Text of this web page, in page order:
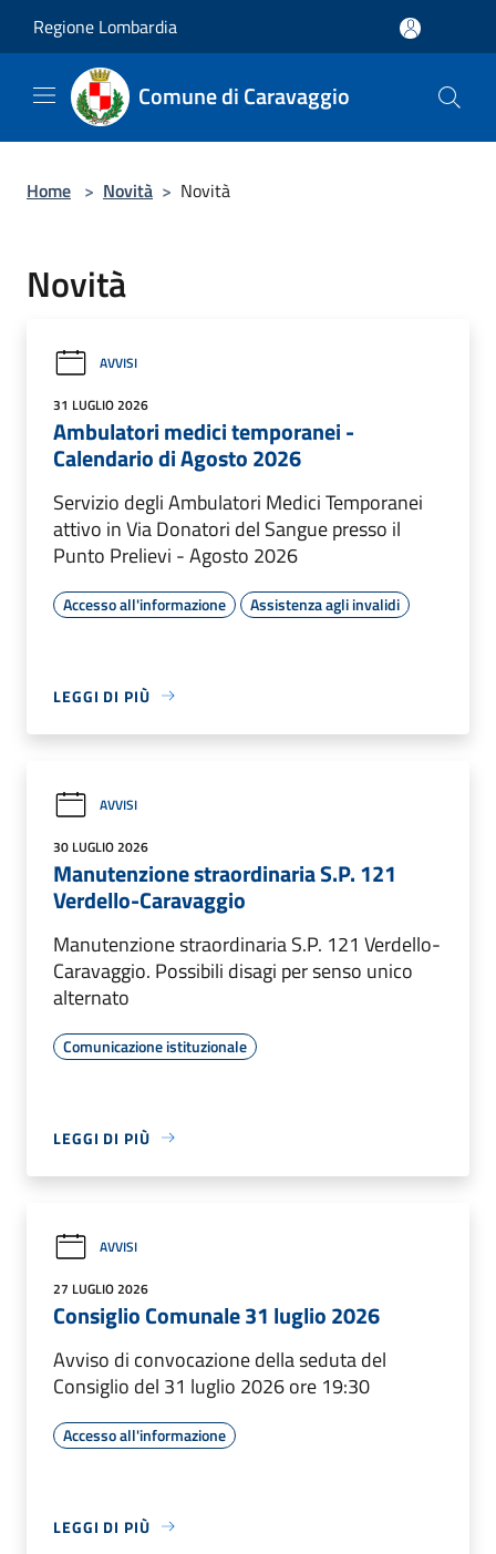
Regione Lombardia
Comune di Caravaggio
Home > Novità > Novità
Novità
AVVISI
31 LUGLIO 2026
Ambulatori medici temporanei -
Calendario di Agosto 2026
Servizio degli Ambulatori Medici Temporanei
attivo in Via Donatori del Sangue presso il
Punto Prelievi - Agosto 2026
Accesso all'informazione Assistenza agli invalidi
LEGGI DI PIÙ
AVVISI
30 LUGLIO 2026
Manutenzione straordinaria S.P. 121
Verdello-Caravaggio
Manutenzione straordinaria S.P. 121 Verdello-
Caravaggio. Possibili disagi per senso unico
alternato
Comunicazione istituzionale
LEGGI DI PIÙ
AVVISI
27 LUGLIO 2026
Consiglio Comunale 31 luglio 2026
Avviso di convocazione della seduta del
Consiglio del 31 luglio 2026 ore 19:30
Accesso all'informazione
LEGGI DI PIÙ